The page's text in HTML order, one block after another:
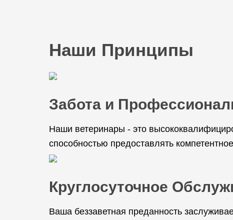
Наши Принципы
Забота и
Наши ветеринары - это
способностью предоставлять
Круглосуточное
Ваша беззаветная преданность